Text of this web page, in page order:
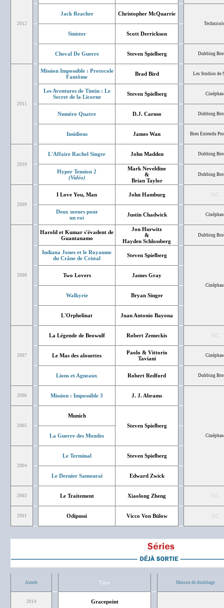
2012
Jack Reacher Christopher McQuarrie
Sinister Scott Derrickson
Cheval De Guerre Steven Spielberg Dubbing
2011
Mission Impossible : Protocole
Fantôme
Brad Bird Les Studios de
Les Aventures de Tintin : Le
Secret de la Licorne
Steven Spielberg
Numéro Quatre D.J. Caruso Dubbing
Insidious James Wan Bien Entendu
2010
L'Affaire Rachel Singer John Madden Dubbing
Hyper Tension 2
(Vidéo)
Mark Neveldine
&
Brian Taylor
Dubbing
2009
I Love You, Man John Hamburg NC
Deux soeurs pour
un roi
Justin Chadwick
2008
Harold et Kumar s'évadent de
Guantanamo
Jon Hurwitz
&
Hayden Schlossberg
Dubbing
Indiana Jones et le Royaume
du Crâne de Cristal
Steven Spielberg
Two Lovers James Gray
Walkyrie Bryan Singer
L'Orphelinat Juan Antonio Bayona
2007
La Légende de Beowulf Robert Zemeckis NC
Le Mas des alouettes
Paolo & Vittorio
Taviani
Lions et Agneaux Robert Redford Dubbing
2006 Mission : Impossible 3 J. J. Abrams
2005
Munich
Steven Spielberg
La Guerre des Mondes
2004
Le Terminal Steven Spielberg
Le Dernier Samouraï Edward Zwick
2003 Le Traitement Xiaolong Zheng NC
2001 Odipussi Vicco Von Bülow NC
Année Titre Maison de doublage
2014 Gracepoint